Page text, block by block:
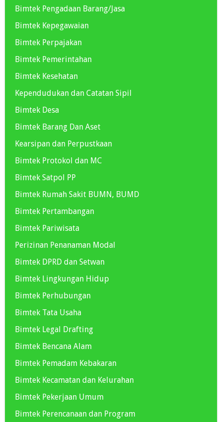
Bimtek Pengadaan Barang/Jasa
Bimtek Kepegawaian
Bimtek Perpajakan
Bimtek Pemerintahan
Bimtek Kesehatan
Kependudukan dan Catatan Sipil
Bimtek Desa
Bimtek Barang Dan Aset
Kearsipan dan Perpustkaan
Bimtek Protokol dan MC
Bimtek Satpol PP
Bimtek Rumah Sakit BUMN, BUMD
Bimtek Pertambangan
Bimtek Pariwisata
Perizinan Penanaman Modal
Bimtek DPRD dan Setwan
Bimtek Lingkungan Hidup
Bimtek Perhubungan
Bimtek Tata Usaha
Bimtek Legal Drafting
Bimtek Bencana Alam
Bimtek Pemadam Kebakaran
Bimtek Kecamatan dan Kelurahan
Bimtek Pekerjaan Umum
Bimtek Perencanaan dan Program